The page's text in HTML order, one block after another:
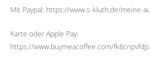
Mit Paypal: https://www.s-kluth.de/meine-
Karte oder Apple Pay:
https://www.buymeacoffee.com/fk8cnpvfdjs